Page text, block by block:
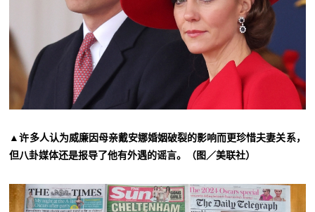
▲许多人认为威廉因母亲戴安娜婚姻破裂的影响而更珍惜夫妻关系，
但八卦媒体还是报导了他有外遇的谣言。（图／美联社）